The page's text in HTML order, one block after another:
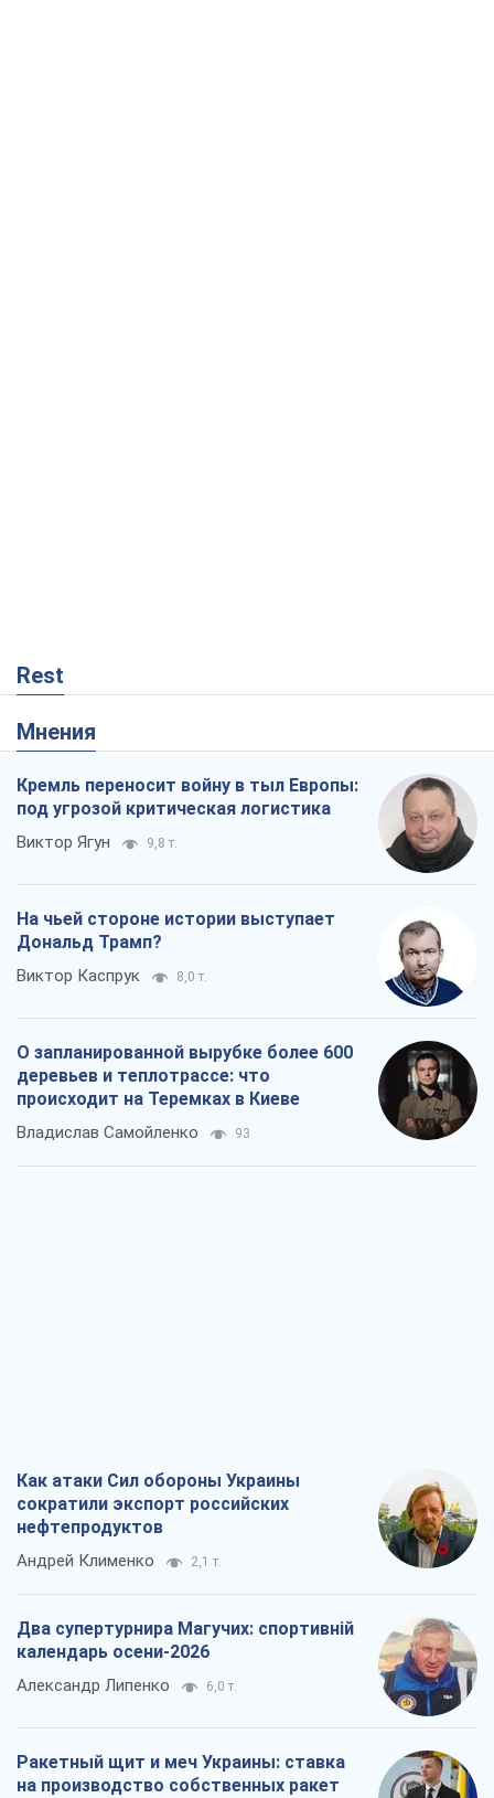
Rest
Мнения
Кремль переносит войну в тыл Европы:
под угрозой критическая логистика
Виктор Ягун 9,8 т.
На чьей стороне истории выступает
Дональд Трамп?
Виктор Каспрук 8,0 т.
О запланированной вырубке более 600
деревьев и теплотрассе: что
происходит на Теремках в Киеве
Владислав Самойленко 93
Как атаки Сил обороны Украины
сократили экспорт российских
нефтепродуктов
Андрей Клименко 2,1 т.
Два супертурнира Магучих: спортивній
календарь осени-2026
Александр Липенко 6,0 т.
Ракетный щит и меч Украины: ставка
на производство собственных ракет